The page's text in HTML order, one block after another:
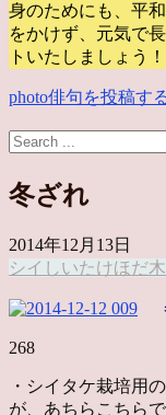
身のためにも、平
をかけず、元気で
トいたしましょう！
photo俳句を投稿す
冬ざれ
2014年12月13日
シイ しいたけほだ木
268
・シイタケ栽培用
が、あちらこちら